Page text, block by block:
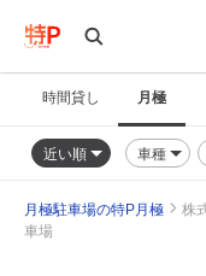
時間貸し 月極
近い順 車種
月極駐車場の特P月極
株
車場